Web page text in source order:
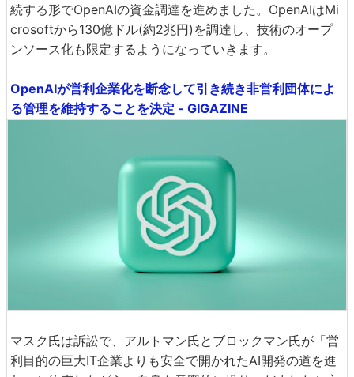
続する形でOpenAIの資金調達を進めました。OpenAIはMi
crosoftから130億ドル(約2兆円)を調達し、技術のオープ
ンソース化も限定するようになっていきます。
OpenAIが営利企業化を断念して引き続き非営利団体によ
る管理を維持することを決定 - GIGAZINE
マスク氏は訴訟で、アルトマン氏とブロックマン氏が「営
利目的の巨大IT企業よりも安全で開かれたAI開発の道を進